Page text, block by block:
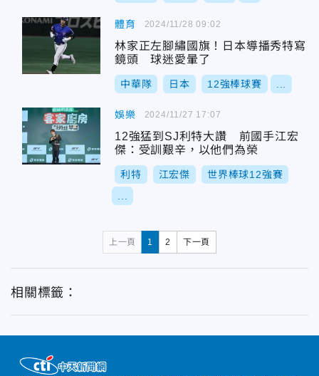
體育
林家正左腳繡國旗！日本導播秀特寫
鏡頭 球迷愛暈了
中華隊 日本 12強棒球賽
2024/11/28 09:02
娛樂
12強猛到SJ利特大讚 前國手江宏
傑：受訓艱辛，以他們為榮
利特 江宏傑 世界棒球12強賽
2024/11/27 17:07
上一頁 1 2 下一頁
相關標籤：